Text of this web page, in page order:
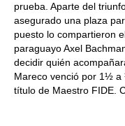
prueba. Aparte del
asegurado una plaza
puesto lo compartieron
paraguayo Axel
decidir quién
Mareco venció por 1½
título de Maestro FIDE.